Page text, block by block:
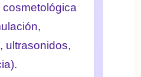
ultrasonidos,